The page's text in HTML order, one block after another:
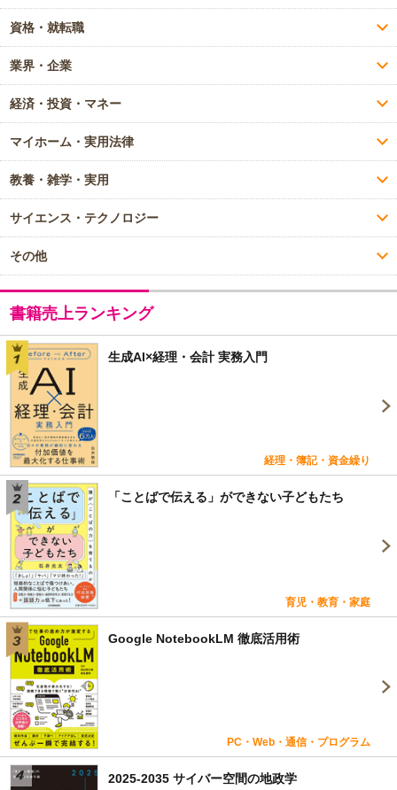
資格・就転職
業界・企業
経済・投資・マネー
マイホーム・実用法律
教養・雑学・実用
サイエンス・テクノロジー
その他
書籍売上ランキング
生成AI×経理・会計 実務入門
経理・簿記・資金繰り
「ことばで伝える」ができない子どもたち
育児・教育・家庭
Google NotebookLM 徹底活用術
PC・Web・通信・プログラム
2025-2035 サイバー空間の地政学